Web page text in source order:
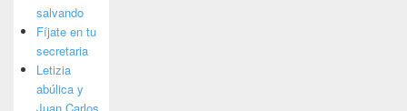
salvando
Fíjate en tu
secretaria
Letizia
abúlica y
Juan Carlos